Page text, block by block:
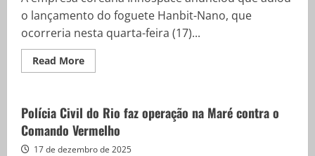
o lançamento do foguete Hanbit-Nano, que
ocorreria nesta quarta-feira (17)...
Read MoreRead
more
foguete
da
base
de
Alcântara
Polícia Civil do Rio faz operação na Maré contra o
Comando Vermelho
17 de dezembro de 2025